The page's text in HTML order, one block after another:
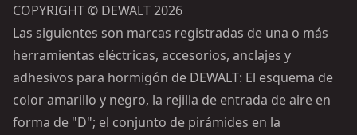
COPYRIGHT © DEWALT 2026
Las siguientes son marcas registradas de una o más
herramientas eléctricas, accesorios, anclajes y
adhesivos para hormigón de DEWALT: El esquema de
color amarillo y negro, la rejilla de entrada de aire en
forma de "D"; el conjunto de pirámides en la